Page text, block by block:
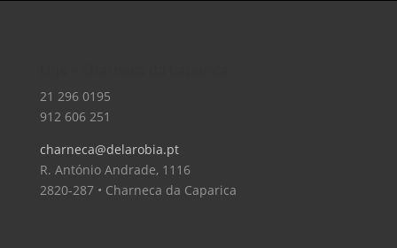
21 296 0195
912 606 251
charneca@delarobia.pt
R. António Andrade, 1116
2820-287 • Charneca da Caparica